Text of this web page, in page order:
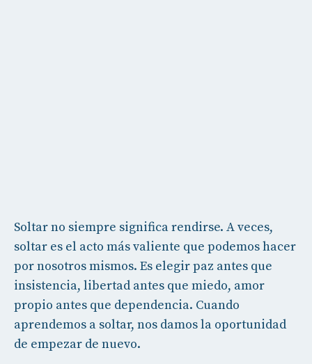
Soltar no siempre significa rendirse. A veces,
soltar es el acto más valiente que podemos hacer
por nosotros mismos. Es elegir paz antes que
insistencia, libertad antes que miedo, amor
propio antes que dependencia. Cuando
aprendemos a soltar, nos damos la oportunidad
de empezar de nuevo.